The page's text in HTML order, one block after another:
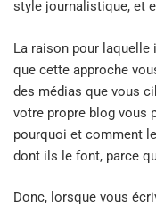
style journalistique, et
La raison pour
que cette approche
des médias que vous
votre propre blog vous
pourquoi et comment
dont ils le font, parce
Donc, lorsque vous